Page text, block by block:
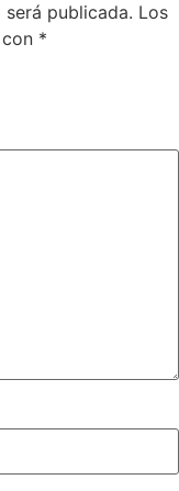
publicada. Los
*